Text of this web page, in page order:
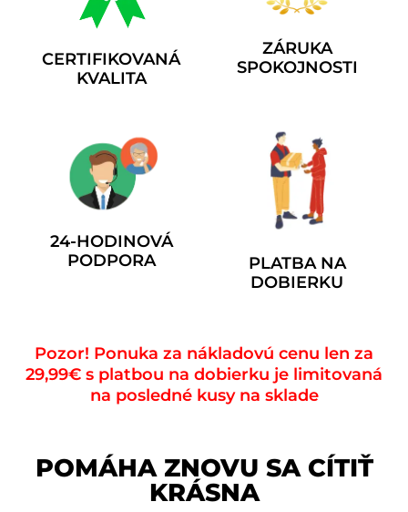
CERTIFIKOVANÁ
KVALITA
ZÁRUKA
SPOKOJNOSTI
24-HODINOVÁ
PODPORA
PLATBA NA
DOBIERKU
Pozor! Ponuka za nákladovú cenu len za
29,99€ s platbou na dobierku je limitovaná
na posledné kusy na sklade
POMÁHA ZNOVU SA CÍTIŤ
KRÁSNA